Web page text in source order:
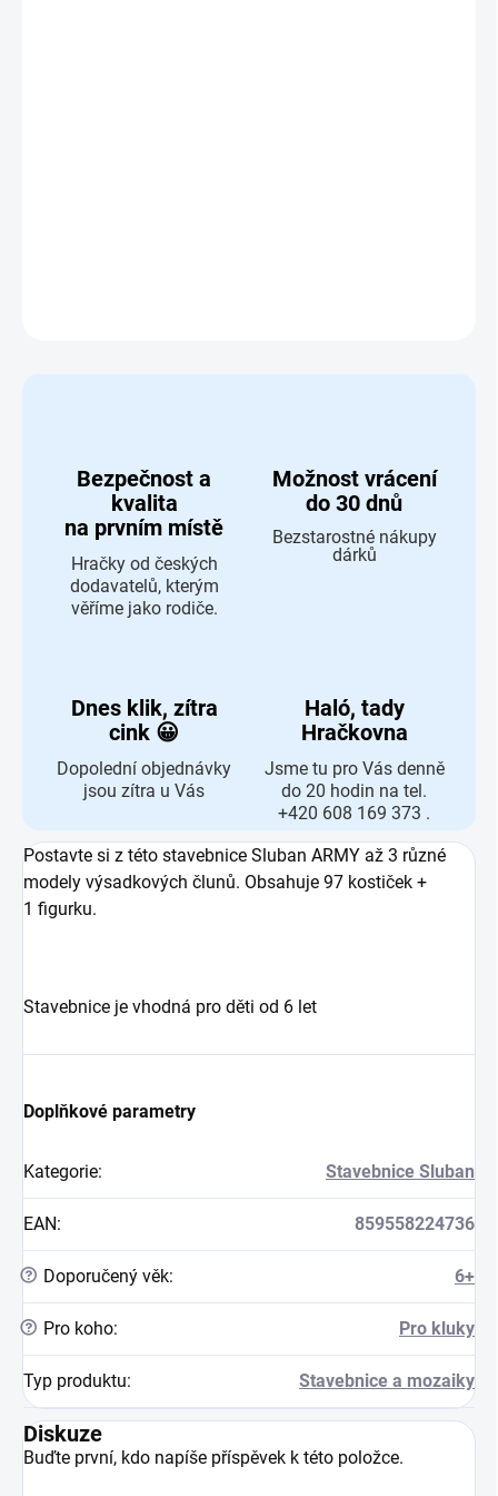
Bezpečnost a
kvalita
na prvním místě
Hračky od českých
dodavatelů, kterým
věříme jako rodiče.
Možnost vrácení
do 30 dnů
Bezstarostné nákupy
dárků
Dnes klik, zítra
cink 😀
Dopolední objednávky
jsou zítra u Vás
Haló, tady
Hračkovna
Jsme tu pro Vás denně
do 20 hodin na tel.
+420 608 169 373 .
Postavte si z této stavebnice Sluban ARMY až 3 různé
modely výsadkových člunů. Obsahuje 97 kostiček +
1 figurku.
Stavebnice je vhodná pro děti od 6 let
Doplňkové parametry
Kategorie: Stavebnice Sluban
EAN: 859558224736
? Doporučený věk: 6+
? Pro koho: Pro kluky
Typ produktu: Stavebnice a mozaiky
Diskuze
Buďte první, kdo napíše příspěvek k této položce.